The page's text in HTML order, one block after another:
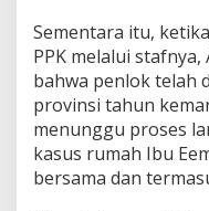
Sementara itu,
PPK melalui
bahwa penlok telah
provinsi tahun
menunggu proses
kasus rumah Ibu
bersama dan